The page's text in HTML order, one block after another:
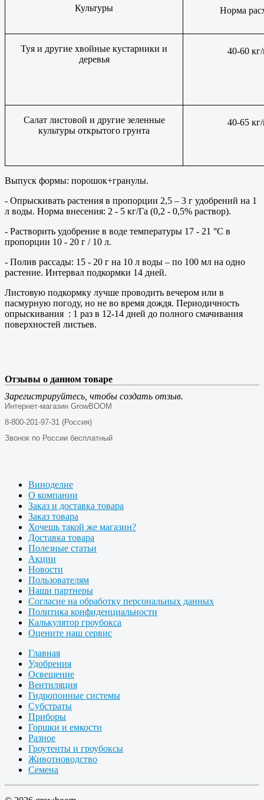
Культуры Норма
Туя и другие хвойные кустарники и
деревья
40-60
Салат листовой и другие зеленные
культуры открытого грунта
40-65
Выпуск формы: порошок+гранулы.
- Опрыскивать растения в пропорции 2,5 – 3 г удобрений на 1
л воды. Норма внесения: 2 - 5 кг/Га (0,2 - 0,5% раствор).
- Растворить удобрение в воде температуры 17 - 21 °С в
пропорции 10 - 20 г / 10 л.
- Полив рассады: 15 - 20 г на 10 л воды – по 100 мл на одно
растение. Интервал подкормки 14 дней.
Листовую подкормку лучше проводить вечером или в
пасмурную погоду, но не во время дождя. Периодичность
опрыскивания : 1 раз в 12-14 дней до полного смачивания
поверхностей листьев.
Отзывы о данном товаре
Зарегистрируйтесь, чтобы создать отзыв.
Интернет-магазин GrowBOOM
8-800-201-97-31 (Россия)
Звонок по России бесплатный
Виноделие
О компании
Заказ и доставка товара
Заказ товара
Хочешь такой же магазин?
Доставка товара
Полезные статьи
Акции
Новости
Пользователям
Наши партнеры
Согласие на обработку персональных данных
Политика конфиденциальности
Калькулятор гроубокса
Оцените наш сервис
Главная
Удобрения
Освещение
Вентиляция
Гидропонные системы
Субстраты
Приборы
Горшки и емкости
Разное
Гроутенты и гроубоксы
Животноводство
Семена